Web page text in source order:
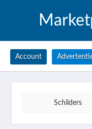
Account
Schilders